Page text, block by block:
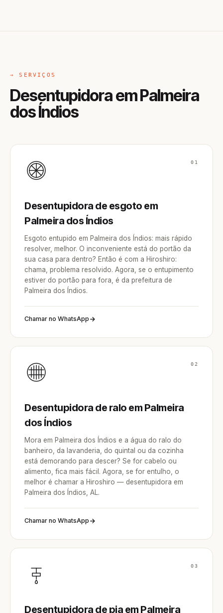
→ SERVIÇOS
Desentupidora em Palmeira
dos Índios
01
Desentupidora de esgoto em
Palmeira dos Índios
Esgoto entupido em Palmeira dos Índios: mais rápido
resolver, melhor. O inconveniente está do portão da
sua casa para dentro? Então é com a Hiroshiro:
chama, problema resolvido. Agora, se o entupimento
estiver do portão para fora, é da prefeitura de
Palmeira dos Índios.
Chamar no WhatsApp
02
Desentupidora de ralo em Palmeira
dos Índios
Mora em Palmeira dos Índios e a água do ralo do
banheiro, da lavanderia, do quintal ou da cozinha
está demorando para descer? Se for cabelo ou
alimento, fica mais fácil. Agora, se for entulho, o
melhor é chamar a Hiroshiro — desentupidora em
Palmeira dos Índios, AL.
Chamar no WhatsApp
03
Desentupidora de pia em Palmeira